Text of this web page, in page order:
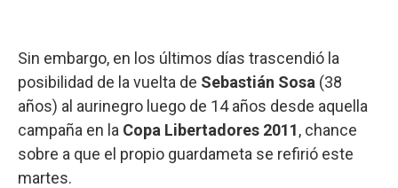
Sin embargo, en los últimos días trascendió la
posibilidad de la vuelta de Sebastián Sosa (38
años) al aurinegro luego de 14 años desde aquella
campaña en la Copa Libertadores 2011, chance
sobre a que el propio guardameta se refirió este
martes.